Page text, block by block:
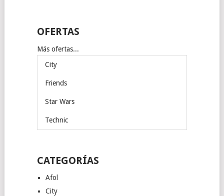
OFERTAS
Más ofertas...
City
Friends
Star Wars
Technic
CATEGORÍAS
Afol
City